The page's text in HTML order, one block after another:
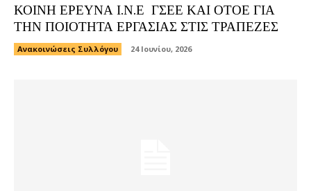
ΚΟΙΝΗ ΕΡΕΥΝΑ Ι.Ν.Ε ΓΣΕΕ ΚΑΙ ΟΤΟΕ ΓΙΑ
ΤΗΝ ΠΟΙΟΤΗΤΑ ΕΡΓΑΣΙΑΣ ΣΤΙΣ ΤΡΑΠΕΖΕΣ
Ανακοινώσεις Συλλόγου 24 Ιουνίου, 2026